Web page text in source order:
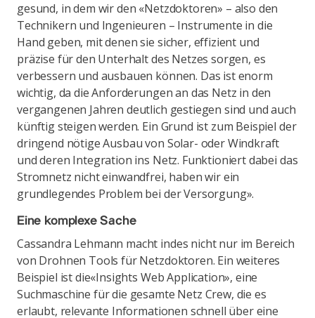
gesund, in dem wir den «Netzdoktoren» – also den
Technikern und Ingenieuren – Instrumente in die
Hand geben, mit denen sie sicher, effizient und
präzise für den Unterhalt des Netzes sorgen, es
verbessern und ausbauen können. Das ist enorm
wichtig, da die Anforderungen an das Netz in den
vergangenen Jahren deutlich gestiegen sind und auch
künftig steigen werden. Ein Grund ist zum Beispiel der
dringend nötige Ausbau von Solar- oder Windkraft
und deren Integration ins Netz. Funktioniert dabei das
Stromnetz nicht einwandfrei, haben wir ein
grundlegendes Problem bei der Versorgung».
Eine komplexe Sache
Cassandra Lehmann macht indes nicht nur im Bereich
von Drohnen Tools für Netzdoktoren. Ein weiteres
Beispiel ist die«Insights Web Application», eine
Suchmaschine für die gesamte Netz Crew, die es
erlaubt, relevante Informationen schnell über eine